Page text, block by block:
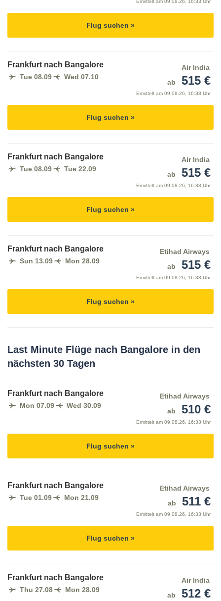
Ermittelt am 09.08.26, 16:33 Uhr
Flug suchen »
Frankfurt nach Bangalore
Tue 08.09 Wed 07.10
Air India
ab
515 €
Ermittelt am 09.08.26, 16:33 Uhr
Flug suchen »
Frankfurt nach Bangalore
Tue 08.09 Tue 22.09
Air India
ab
515 €
Ermittelt am 09.08.26, 16:33 Uhr
Flug suchen »
Frankfurt nach Bangalore
Sun 13.09 Mon 28.09
Etihad Airways
ab
515 €
Ermittelt am 09.08.26, 16:33 Uhr
Flug suchen »
Last Minute Flüge nach Bangalore in den
nächsten 30 Tagen
Frankfurt nach Bangalore
Mon 07.09 Wed 30.09
Etihad Airways
ab
510 €
Ermittelt am 09.08.26, 16:33 Uhr
Flug suchen »
Frankfurt nach Bangalore
Tue 01.09 Mon 21.09
Etihad Airways
ab
511 €
Ermittelt am 09.08.26, 16:33 Uhr
Flug suchen »
Frankfurt nach Bangalore
Thu 27.08 Mon 28.09
Air India
ab
512 €